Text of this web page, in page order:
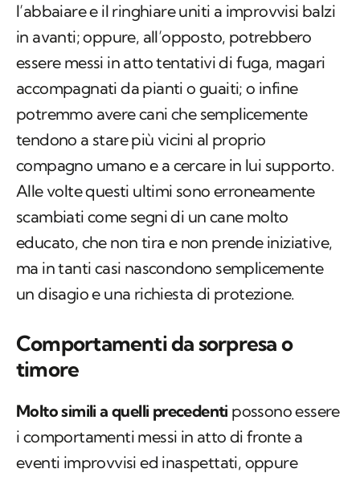
l’abbaiare e il ringhiare uniti a improvvisi balzi
in avanti; oppure, all’opposto, potrebbero
essere messi in atto tentativi di fuga, magari
accompagnati da pianti o guaiti; o infine
potremmo avere cani che semplicemente
tendono a stare più vicini al proprio
compagno umano e a cercare in lui supporto.
Alle volte questi ultimi sono erroneamente
scambiati come segni di un cane molto
educato, che non tira e non prende iniziative,
ma in tanti casi nascondono semplicemente
un disagio e una richiesta di protezione.
Comportamenti da sorpresa o
timore
Molto simili a quelli precedenti possono essere
i comportamenti messi in atto di fronte a
eventi improvvisi ed inaspettati, oppure